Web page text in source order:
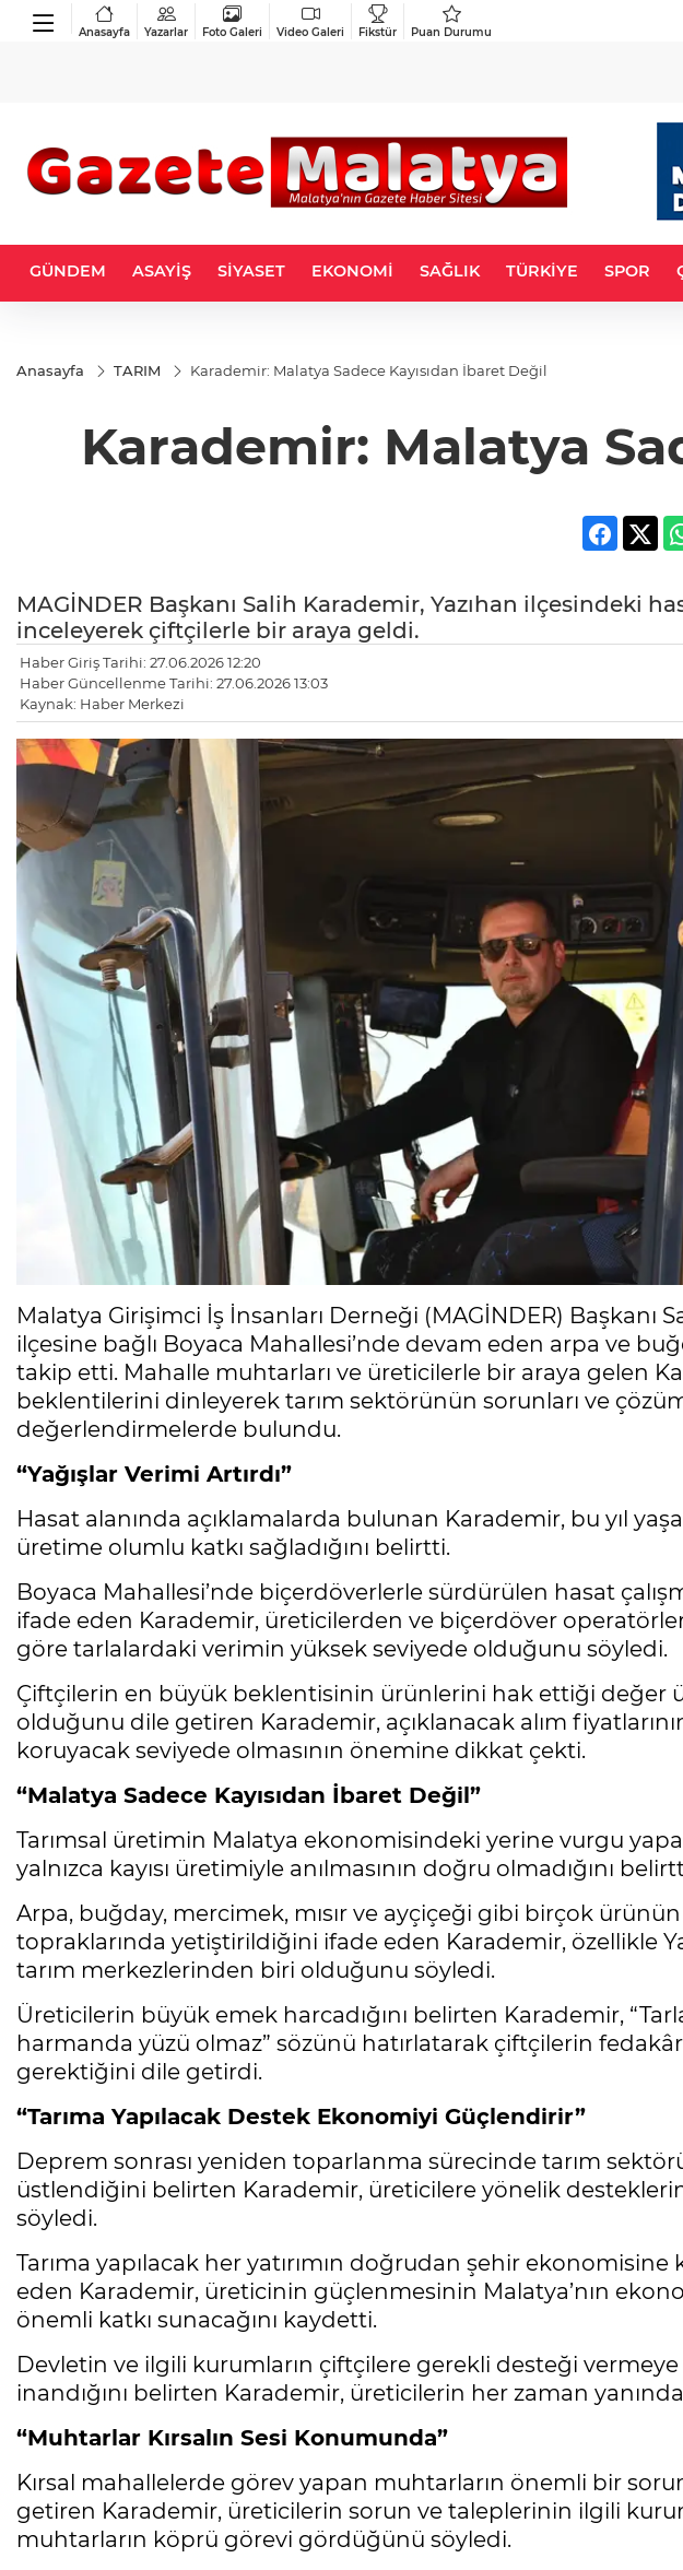
Anasayfa Yazarlar Foto Galeri Video Galeri Fikstür Puan Durumu
GÜNDEM ASAYİŞ SİYASET EKONOMİ SAĞLIK TÜRKİYE SPOR
Anasayfa TARIM Karademir: Malatya Sadece Kayısıdan İbaret Değil
Karademir: Malatya
MAGİNDER Başkanı Salih Karademir, Yazıhan ilçesindeki
inceleyerek çiftçilerle bir araya geldi.
Haber Giriş Tarihi: 27.06.2026 12:20
Haber Güncellenme Tarihi: 27.06.2026 13:03
Kaynak: Haber Merkezi
Malatya Girişimci İş İnsanları Derneği (MAGİNDER) Başkanı
ilçesine bağlı Boyaca Mahallesi’nde devam eden arpa ve
takip etti. Mahalle muhtarları ve üreticilerle bir araya gelen
beklentilerini dinleyerek tarım sektörünün sorunları ve
değerlendirmelerde bulundu.
“Yağışlar Verimi Artırdı”
Hasat alanında açıklamalarda bulunan Karademir, bu yıl
üretime olumlu katkı sağladığını belirtti.
Boyaca Mahallesi’nde biçerdöverlerle sürdürülen hasat
ifade eden Karademir, üreticilerden ve biçerdöver
göre tarlalardaki verimin yüksek seviyede olduğunu söyledi.
Çiftçilerin en büyük beklentisinin ürünlerini hak ettiği değer
olduğunu dile getiren Karademir, açıklanacak alım
koruyacak seviyede olmasının önemine dikkat çekti.
“Malatya Sadece Kayısıdan İbaret Değil”
Tarımsal üretimin Malatya ekonomisindeki yerine vurgu
yalnızca kayısı üretimiyle anılmasının doğru olmadığını
Arpa, buğday, mercimek, mısır ve ayçiçeği gibi birçok
topraklarında yetiştirildiğini ifade eden Karademir, özellikle
tarım merkezlerinden biri olduğunu söyledi.
Üreticilerin büyük emek harcadığını belirten Karademir,
harmanda yüzü olmaz” sözünü hatırlatarak çiftçilerin
gerektiğini dile getirdi.
“Tarıma Yapılacak Destek Ekonomiyi Güçlendirir”
Deprem sonrası yeniden toparlanma sürecinde tarım
üstlendiğini belirten Karademir, üreticilere yönelik desteklerin
söyledi.
Tarıma yapılacak her yatırımın doğrudan şehir ekonomisine
eden Karademir, üreticinin güçlenmesinin Malatya’nın
önemli katkı sunacağını kaydetti.
Devletin ve ilgili kurumların çiftçilere gerekli desteği
inandığını belirten Karademir, üreticilerin her zaman
“Muhtarlar Kırsalın Sesi Konumunda”
Kırsal mahallelerde görev yapan muhtarların önemli bir
getiren Karademir, üreticilerin sorun ve taleplerinin ilgili
muhtarların köprü görevi gördüğünü söyledi.